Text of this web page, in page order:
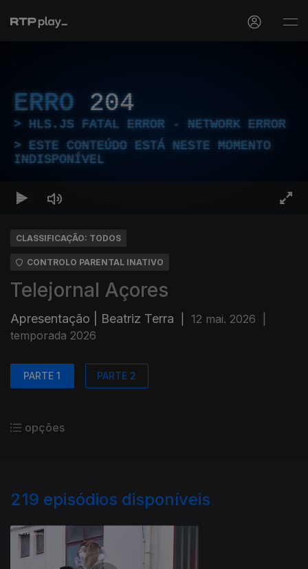
ERRO 204
HLS.JS FATAL ERROR - NETWORK ERROR
ESTE CONTEÚDO ESTÁ NESTE MOMENTO
INDISPONÍVEL
CLASSIFICAÇÃO: TODOS
CONTROLO PARENTAL INATIVO
Telejornal Açores
Apresentação | Beatriz Terra 12 mai. 2026
temporada 2026
PARTE 1 PARTE 2
opções
219 episódios disponíveis